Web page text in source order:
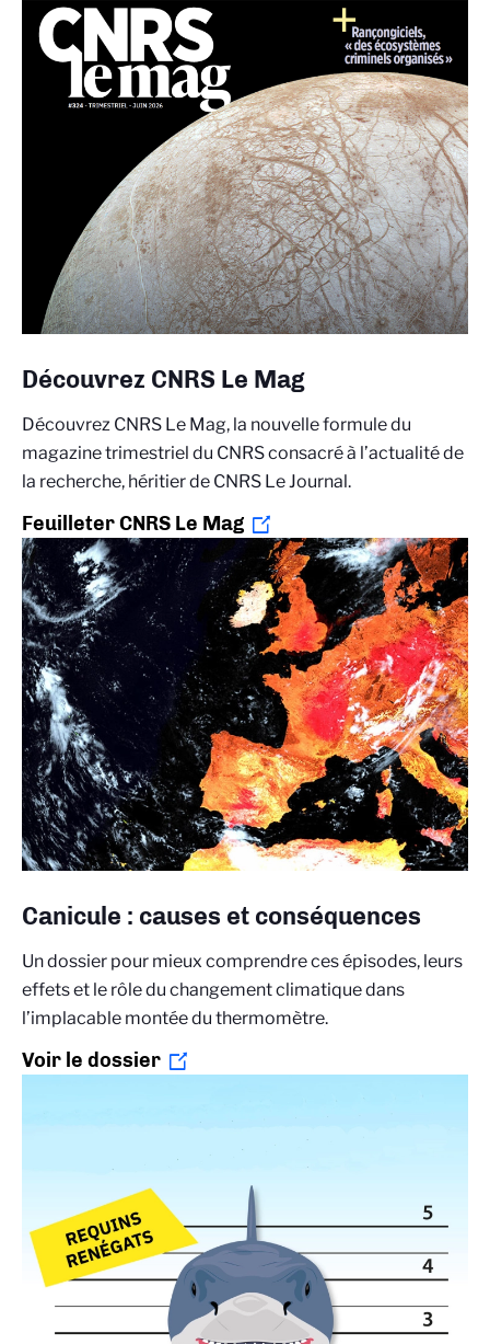
Découvrez CNRS Le Mag
Découvrez CNRS Le Mag, la nouvelle formule du
magazine trimestriel du CNRS consacré à l’actualité de
la recherche, héritier de CNRS Le Journal.
Feuilleter CNRS Le Mag
Canicule : causes et conséquences
Un dossier pour mieux comprendre ces épisodes, leurs
effets et le rôle du changement climatique dans
l’implacable montée du thermomètre.
Voir le dossier